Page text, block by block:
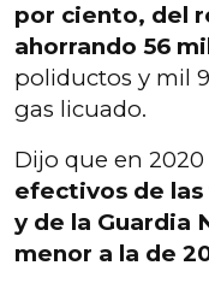
por ciento, del
ahorrando 56
poliductos y mil
gas licuado.
Dijo que en
efectivos de
y de la Guardia
menor a la de